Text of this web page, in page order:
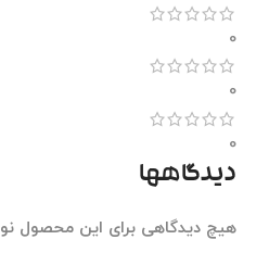
0
0
0
دیدگاهها
هیچ دیدگاهی برای این محصول